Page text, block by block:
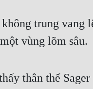
trung vang
vùng lõm sâu.
thân thể